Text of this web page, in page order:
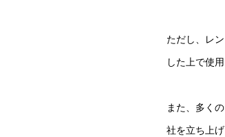
ただし、レ
した上で使
また、多く
社を立ち上